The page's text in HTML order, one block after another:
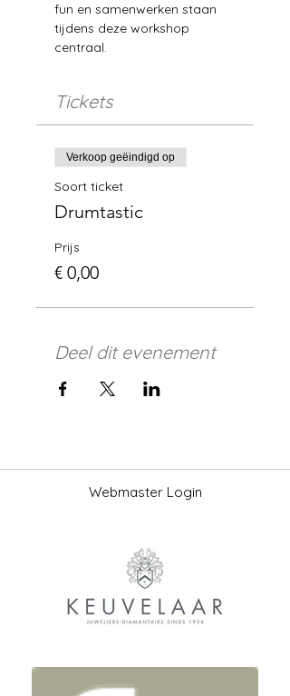
fun en samenwerken staan
tijdens deze workshop
centraal.
Tickets
Verkoop geëindigd op
Soort ticket
Drumtastic
Prijs
€ 0,00
Deel dit evenement
Webmaster Login